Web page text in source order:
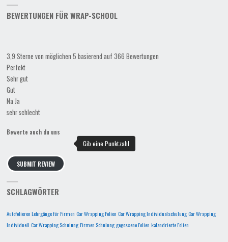
BEWERTUNGEN FÜR WRAP-SCHOOL
3,9 Sterne von möglichen 5 basierend auf 366 Bewertungen
Perfekt
Sehr gut
Gut
Na Ja
sehr schlecht
Bewerte auch du uns
SUBMIT REVIEW
SCHLAGWÖRTER
Autofolieren Lehrgänge für Firmen Car Wrapping Folien Car Wrapping Individualschulung Car Wrapping
Individuell Car Wrapping Schulung Firmen Schulung gegossene Folien kalandrierte Folien